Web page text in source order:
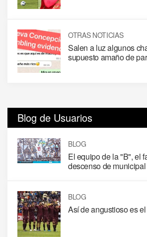
OTRAS NOTICIAS
Salen a luz algunos
supuesto amaño de
Blog de Usuarios
BLOG
El equipo de la "B", el
descenso de
BLOG
Así de angustioso es